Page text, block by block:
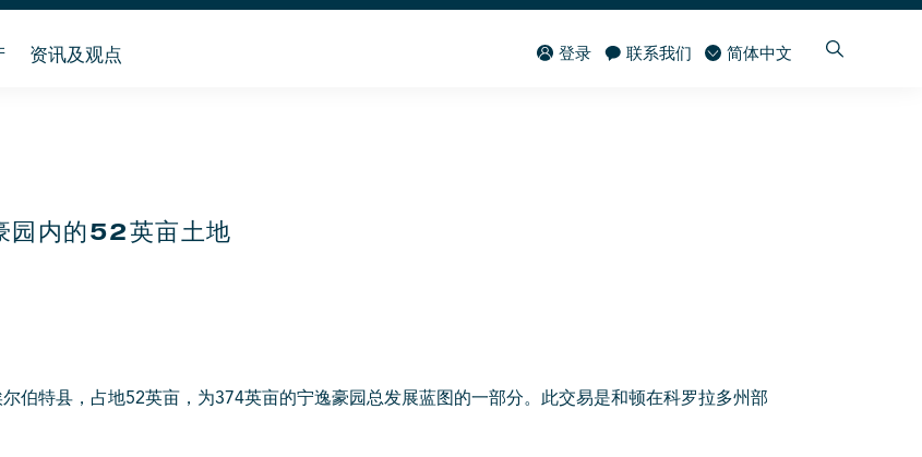
资讯及观点 登录 联系我们 简体中文
园内的52英亩土地
伯特县，占地52英亩，为374英亩的宁逸豪园总发展蓝图 的一部分。此交易是和顿在科罗拉多州部